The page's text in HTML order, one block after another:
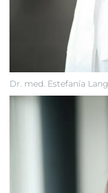
Dr. med. Estefanía Lang